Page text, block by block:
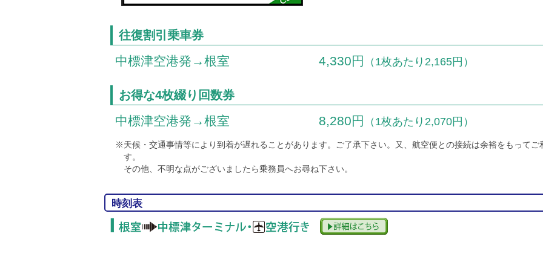
往復割引乗車券
中標津空港発→根室 4,330円 （1枚あたり2,165円）
お得な4枚綴り回数券
中標津空港発→根室 8,280円 （1枚あたり2,070円）
※天候・交通事情等により到着が遅れることがあります。ご了承下さい。又、航空便との接続は余裕をもってご
す。
その他、不明な点がございましたら乗務員へお尋ね下さい。
時刻表